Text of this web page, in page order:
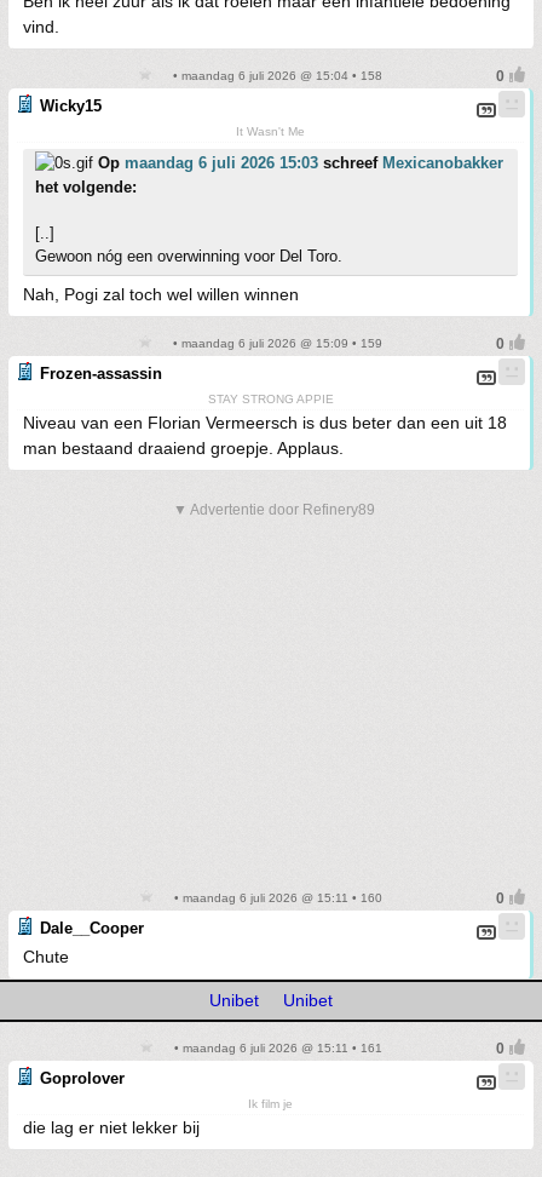
vind.
• maandag 6 juli 2026 @ 15:04 • 158
Wicky15
It Wasn't Me
Op maandag 6 juli 2026 15:03 schreef Mexicanobakker
het volgende:
[..]
Gewoon nóg een overwinning voor Del Toro.
Nah, Pogi zal toch wel willen winnen
• maandag 6 juli 2026 @ 15:09 • 159
Frozen-assassin
STAY STRONG APPIE
Niveau van een Florian Vermeersch is dus beter dan een uit 18
man bestaand draaiend groepje. Applaus.
▼ Advertentie door Refinery89
• maandag 6 juli 2026 @ 15:11 • 160
Dale__Cooper
Chute
Unibet Unibet
• maandag 6 juli 2026 @ 15:11 • 161
Goprolover
Ik film je
die lag er niet lekker bij